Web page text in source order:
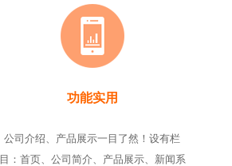
功能实用
公司介绍、产品展示一目了然！设有栏
目：首页、公司简介、产品展示、新闻系